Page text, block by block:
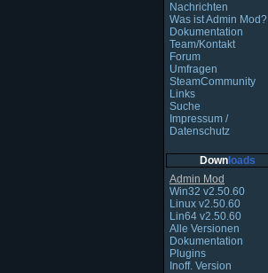
Nachrichten
Was ist Admin Mod?
Dokumentation
Team/Kontakt
Forum
Umfragen
SteamCommunity
Links
Suche
Impressum /
Datenschutz
Downloads
Admin Mod
Win32 v2.50.60
Linux v2.50.60
Lin64 v2.50.60
Alle Versionen
Dokumentation
Plugins
Inoff. Version